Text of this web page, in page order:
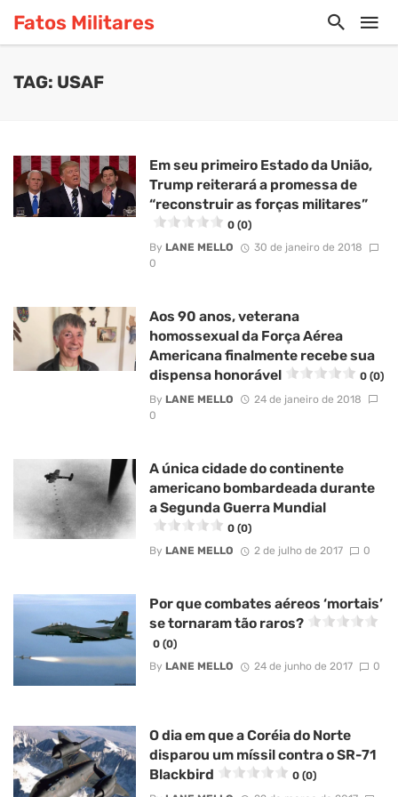
Fatos Militares
TAG: USAF
Em seu primeiro Estado da União,
Trump reiterará a promessa de
“reconstruir as forças militares”
0 (0)
By LANE MELLO
30 de janeiro de 2018
0
Aos 90 anos, veterana
homossexual da Força Aérea
Americana finalmente recebe sua
dispensa honorável
0 (0)
By LANE MELLO
24 de janeiro de 2018
0
A única cidade do continente
americano bombardeada durante
a Segunda Guerra Mundial
0 (0)
By LANE MELLO 2 de julho de 2017 0
Por que combates aéreos ‘mortais’
se tornaram tão raros?
0 (0)
By LANE MELLO 24 de junho de 2017 0
O dia em que a Coréia do Norte
disparou um míssil contra o SR-71
Blackbird
0 (0)